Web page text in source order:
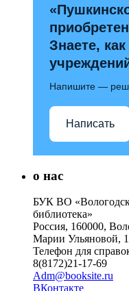
Знаете,
Напишите —
Написать
о нас
БУК ВО
библиотека»
Россия, 160000,
Марии Ульяновой, 1
Телефон для
8(8172)21-17-69
Adm@booksite.ru
ВКонтакте